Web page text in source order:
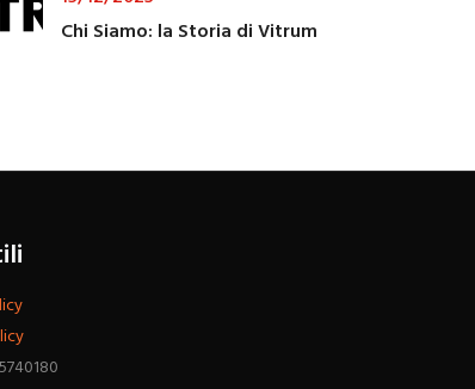
Chi Siamo: la Storia di Vitrum